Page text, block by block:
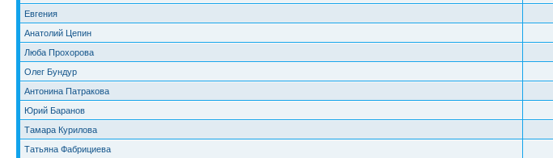
Евгения
Анатолий Цепин
Люба Прохорова
Олег Бундур
Антонина Патракова
Юрий Баранов
Тамара Курилова
Татьяна Фабрициева